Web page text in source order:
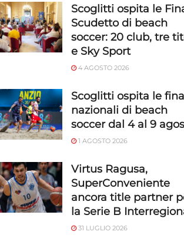
Scoglitti ospita le
Scudetto di beach
soccer: 20 club, tre
e Sky Sport
4 AGOSTO 2026
Scoglitti ospita le
nazionali di beach
soccer dal 4 al 9
1 AGOSTO 2026
Virtus Ragusa,
SuperConveniente
ancora title partner
la Serie B
31 LUGLIO 2026